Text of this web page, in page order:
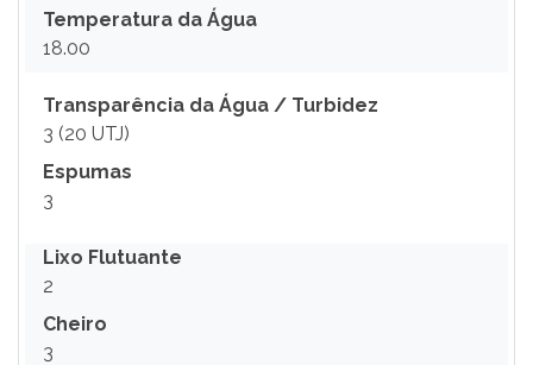
Temperatura da Água
18.00
Transparência da Água / Turbidez
3 (20 UTJ)
Espumas
3
Lixo Flutuante
2
Cheiro
3